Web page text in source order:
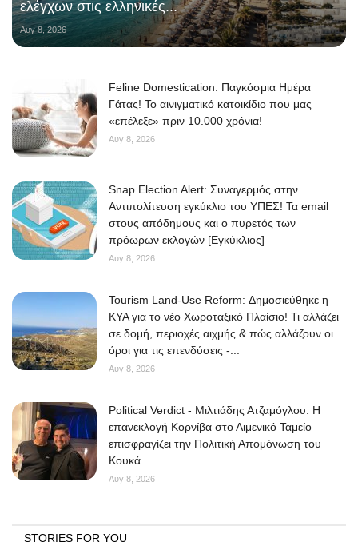
ελέγχων στις ελληνικές...
Αυγ 8, 2026
Feline Domestication: Παγκόσμια Ημέρα
Γάτας! Το αινιγματικό κατοικίδιο που μας
«επέλεξε» πριν 10.000 χρόνια!
Αυγ 8, 2026
Snap Election Alert: Συναγερμός στην
Αντιπολίτευση εγκύκλιο του ΥΠΕΣ! Τα email
στους απόδημους και ο πυρετός των
πρόωρων εκλογών [Εγκύκλιος]
Αυγ 8, 2026
Tourism Land-Use Reform: Δημοσιεύθηκε η
ΚΥΑ για το νέο Χωροταξικό Πλαίσιο! Τι αλλάζει
σε δομή, περιοχές αιχμής & πώς αλλάζουν οι
όροι για τις επενδύσεις -...
Αυγ 8, 2026
Political Verdict - Μιλτιάδης Ατζαμόγλου: Η
επανεκλογή Κορνίβα στο Λιμενικό Ταμείο
επισφραγίζει την Πολιτική Απομόνωση του
Κουκά
Αυγ 8, 2026
STORIES FOR YOU